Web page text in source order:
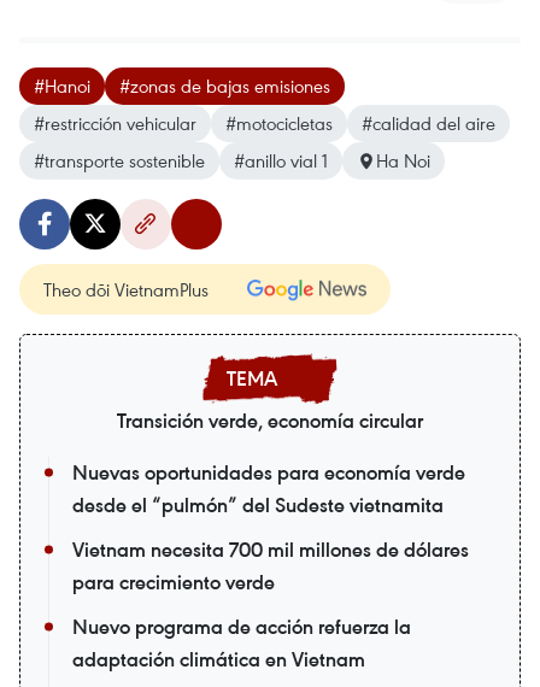
#Hanoi
#zonas de bajas emisiones
#restricción vehicular
#motocicletas
#calidad del aire
#transporte sostenible
#anillo vial 1 Ha Noi
Theo dõi VietnamPlus
Transición verde, economía circular
Nuevas oportunidades para economía verde
desde el “pulmón” del Sudeste vietnamita
Vietnam necesita 700 mil millones de dólares
para crecimiento verde
Nuevo programa de acción refuerza la
adaptación climática en Vietnam